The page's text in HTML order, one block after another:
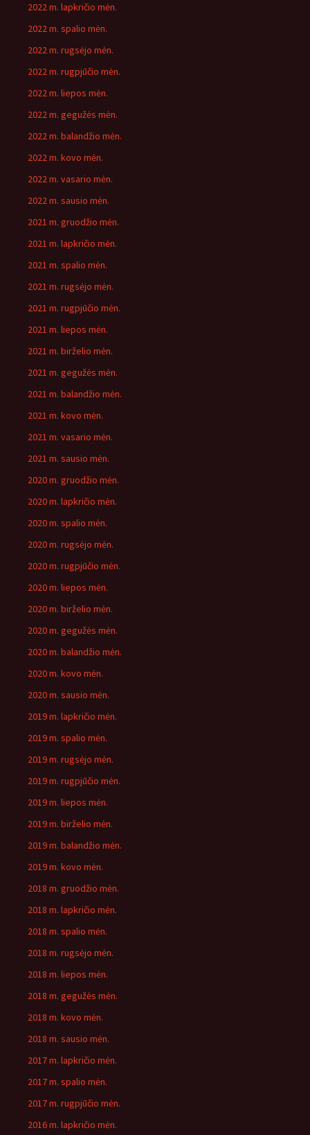
2022 m. lapkričio mėn.
2022 m. spalio mėn.
2022 m. rugsėjo mėn.
2022 m. rugpjūčio mėn.
2022 m. liepos mėn.
2022 m. gegužės mėn.
2022 m. balandžio mėn.
2022 m. kovo mėn.
2022 m. vasario mėn.
2022 m. sausio mėn.
2021 m. gruodžio mėn.
2021 m. lapkričio mėn.
2021 m. spalio mėn.
2021 m. rugsėjo mėn.
2021 m. rugpjūčio mėn.
2021 m. liepos mėn.
2021 m. birželio mėn.
2021 m. gegužės mėn.
2021 m. balandžio mėn.
2021 m. kovo mėn.
2021 m. vasario mėn.
2021 m. sausio mėn.
2020 m. gruodžio mėn.
2020 m. lapkričio mėn.
2020 m. spalio mėn.
2020 m. rugsėjo mėn.
2020 m. rugpjūčio mėn.
2020 m. liepos mėn.
2020 m. birželio mėn.
2020 m. gegužės mėn.
2020 m. balandžio mėn.
2020 m. kovo mėn.
2020 m. sausio mėn.
2019 m. lapkričio mėn.
2019 m. spalio mėn.
2019 m. rugsėjo mėn.
2019 m. rugpjūčio mėn.
2019 m. liepos mėn.
2019 m. birželio mėn.
2019 m. balandžio mėn.
2019 m. kovo mėn.
2018 m. gruodžio mėn.
2018 m. lapkričio mėn.
2018 m. spalio mėn.
2018 m. rugsėjo mėn.
2018 m. liepos mėn.
2018 m. gegužės mėn.
2018 m. kovo mėn.
2018 m. sausio mėn.
2017 m. lapkričio mėn.
2017 m. spalio mėn.
2017 m. rugpjūčio mėn.
2016 m. lapkričio mėn.